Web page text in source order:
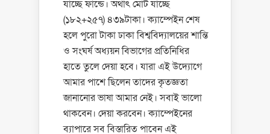
যাচ্ছে ফান্ডে। অর্থাৎ মোট যাচ্ছে
(১৮২+২৫৭) ৪৩৯টাকা। ক্যাম্পেইন শেষ
হলে পুরো টাকা ঢাকা বিশ্ববিদ্যালয়ের শান্তি
ও সংঘর্ষ অধ্যয়ন বিভাগের প্রতিনিধির
হাতে তুলে দেয়া হবে। যারা এই উদ্যোগে
আমার পাশে ছিলেন তাদের কৃতজ্ঞতা
জানানোর ভাষা আমার নেই। সবাই ভালো
থাকবেন। দেয়া করবেন। ক্যাম্পেইনের
ব্যাপারে সব বিস্তারিত পাবেন এই